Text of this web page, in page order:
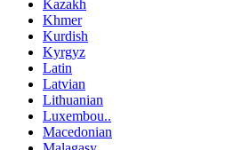
Kazakh
Khmer
Kurdish
Kyrgyz
Latin
Latvian
Lithuanian
Luxembou..
Macedonian